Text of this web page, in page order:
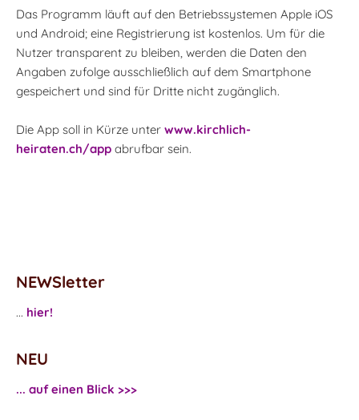
Das Programm läuft auf den Betriebssystemen Apple iOS
und Android; eine Registrierung ist kostenlos. Um für die
Nutzer transparent zu bleiben, werden die Daten den
Angaben zufolge ausschließlich auf dem Smartphone
gespeichert und sind für Dritte nicht zugänglich.
Die App soll in Kürze unter www.kirchlich-
heiraten.ch/app abrufbar sein.
NEWSletter
... hier!
NEU
... auf einen Blick >>>